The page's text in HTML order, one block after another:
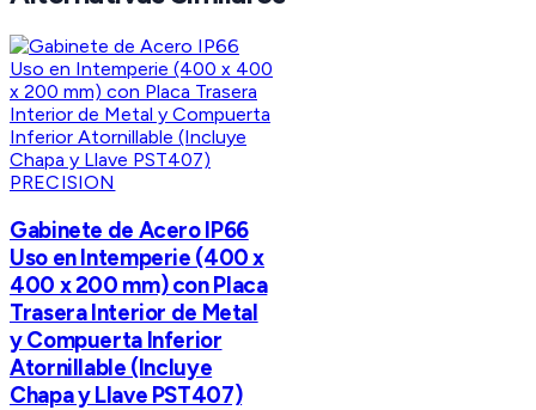
PRECISION
Gabinete de Acero IP66
Uso en Intemperie (400 x
400 x 200 mm) con Placa
Trasera Interior de Metal
y Compuerta Inferior
Atornillable (Incluye
Chapa y Llave PST407)